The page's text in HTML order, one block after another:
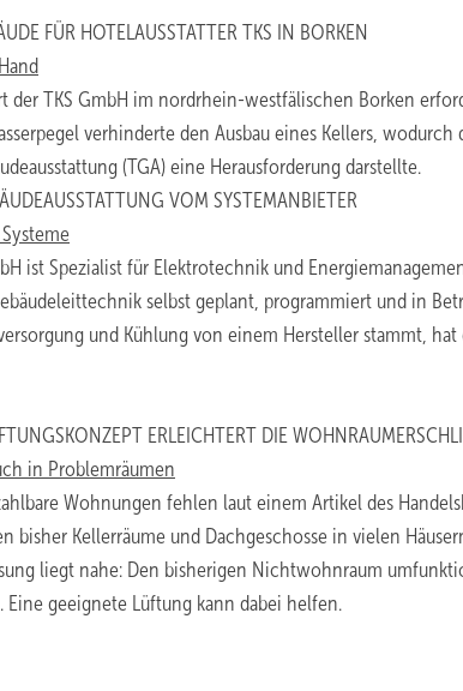
FÜR HOTELAUSSTATTER TKS IN BORKEN
der TKS GmbH im nordrhein-westfälischen Borken
verhinderte den Ausbau eines Kellers,
(TGA) eine Herausforderung darstellte.
VOM SYSTEMANBIETER
ist Spezialist für Elektrotechnik und
selbst geplant, programmiert und in
und Kühlung von einem Hersteller stammt,
ERLEICHTERT DIE
in Problemräumen
Wohnungen fehlen laut einem Artikel des
bisher Kellerräume und Dachgeschosse in vielen
liegt nahe: Den bisherigen Nichtwohnraum
Eine geeignete Lüftung kann dabei helfen.